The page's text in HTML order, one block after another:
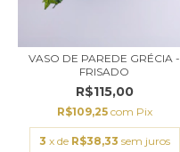
VASO DE PAREDE GRÉCIA -
FRISADO
R$115,00
R$109,25 com Pix
3 x de R$38,33 sem juros